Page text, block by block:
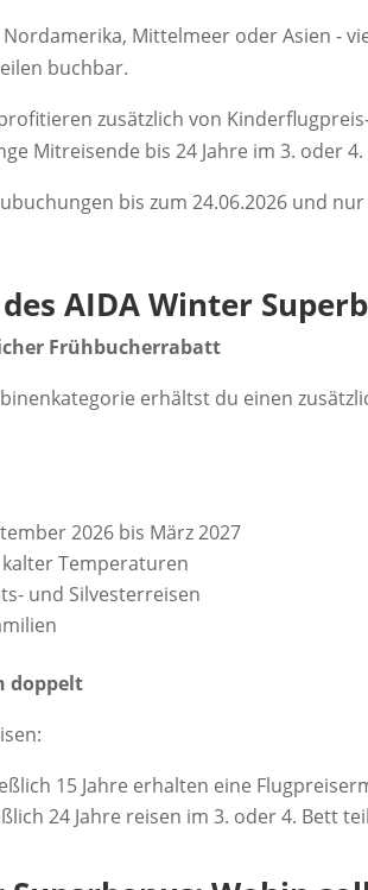
Nordamerika, Mittelmeer oder Asien -
buchbar.
zusätzlich von
Mitreisende bis 24 Jahre im 3. oder
bis zum 24.06.2026 und
AIDA Winter
Frühbucherrabatt
erhältst du einen
2026 bis März 2027
Temperaturen
und Silvesterreisen
doppelt
15 Jahre erhalten eine
24 Jahre reisen im 3. oder 4. Bett